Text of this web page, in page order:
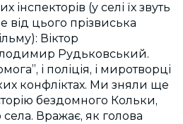
інспекторів (у селі їх звуть
від цього прізвиська
Віктор
Рудьковський.
і поліція, і миротворці
конфліктах. Ми зняли ще
бездомного Кольки,
Вражає, як голова